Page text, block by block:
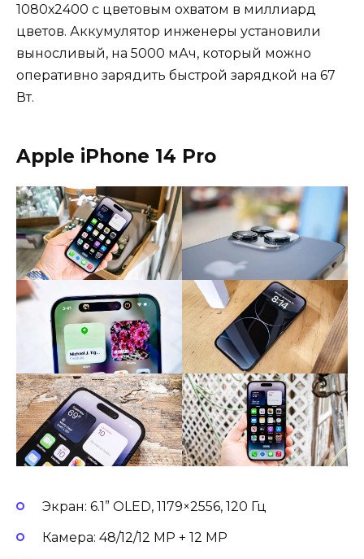
1080х2400 с цветовым охватом в миллиард
цветов. Аккумулятор инженеры установили
выносливый, на 5000 мАч, который можно
оперативно зарядить быстрой зарядкой на 67
Вт.
Apple iPhone 14 Pro
Экран: 6.1” OLED, 1179×2556, 120 Гц
Камера: 48/12/12 MP + 12 MP